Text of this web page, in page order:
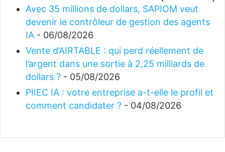
Avec 35 millions de dollars, SAPIOM veut
devenir le contrôleur de gestion des agents
IA - 06/08/2026
Vente d’AIRTABLE : qui perd réellement de
l’argent dans une sortie à 2,25 milliards de
dollars ? - 05/08/2026
PIIEC IA : votre entreprise a-t-elle le profil et
comment candidater ? - 04/08/2026